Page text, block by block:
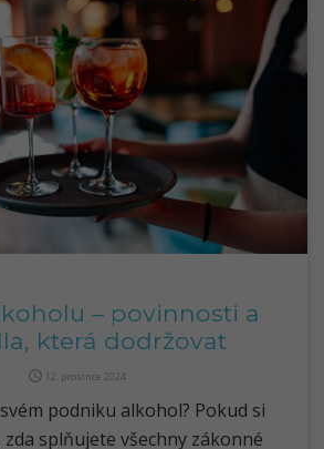
– povinnosti a
která dodržovat
query_builder 12. prosince 2024
podniku alkohol? Pokud si
splňujete všechny zákonné